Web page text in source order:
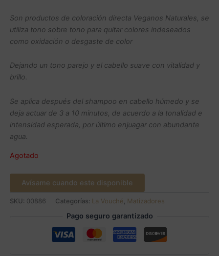
Son productos de coloración directa Veganos Naturales, se
utiliza tono sobre tono para quitar colores indeseados
como oxidación o desgaste de color
Dejando un tono parejo y el cabello suave con vitalidad y
brillo.
Se aplica después del shampoo en cabello húmedo y se
deja actuar de 3 a 10 minutos, de acuerdo a la tonalidad e
intensidad esperada, por último enjuagar con abundante
agua.
Agotado
Avísame cuando este disponible
SKU: 00886 Categorías: La Vouché Matizadores
Pago seguro garantizado